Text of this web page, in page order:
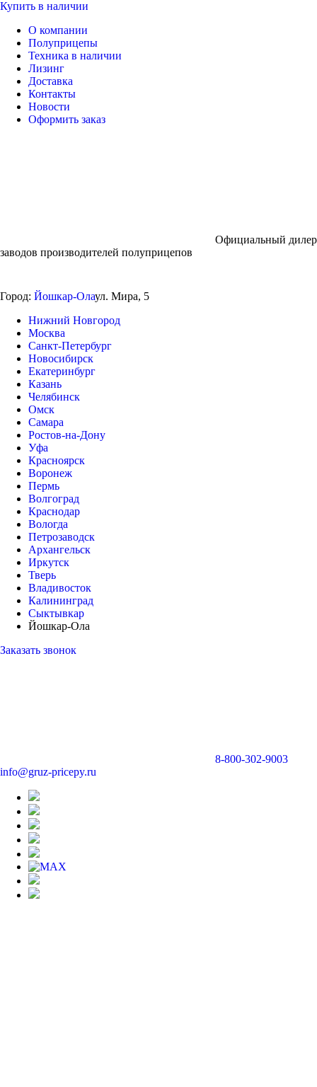
Купить в наличии
О компании
Полуприцепы
Техника в наличии
Лизинг
Доставка
Контакты
Новости
Оформить заказ
Официальный дилер
заводов производителей полуприцепов
Город: Йошкар-Олаул. Мира, 5
Нижний Новгород
Москва
Санкт-Петербург
Новосибирск
Екатеринбург
Казань
Челябинск
Омск
Самара
Ростов-на-Дону
Уфа
Красноярск
Воронеж
Пермь
Волгоград
Краснодар
Вологда
Петрозаводск
Архангельск
Иркутск
Тверь
Владивосток
Калининград
Сыктывкар
Йошкар-Ола
Заказать звонок
8-800-302-9003
info@gruz-pricepy.ru